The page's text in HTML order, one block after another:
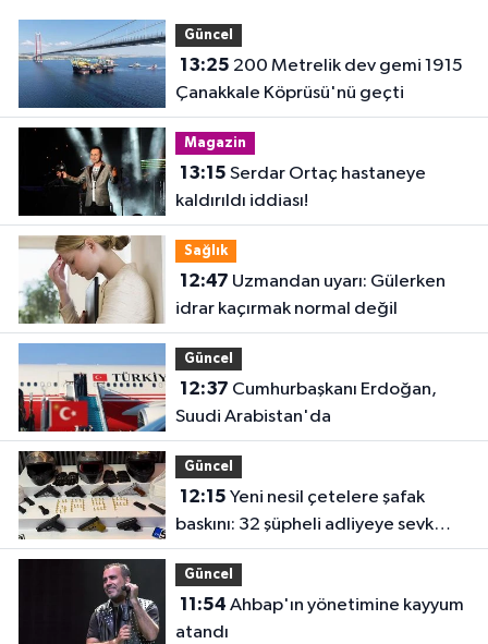
Güncel
13:25
Çanakkale Köprüsü'nü geçti
Magazin
13:15
kaldırıldı iddiası!
Sağlık
12:47
idrar kaçırmak normal değil
Güncel
12:37
Suudi Arabistan'da
Güncel
12:15
baskını: 32 şüpheli adliyeye sevk
edildi
Güncel
11:54
atandı